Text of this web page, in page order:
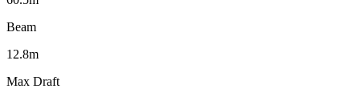
Beam
12.8m
Max Draft